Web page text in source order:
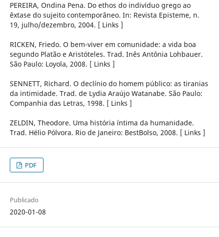
PEREIRA, Ondina Pena. Do ethos do indivíduo grego ao
êxtase do sujeito contemporâneo. In: Revista Episteme, n.
19, julho/dezembro, 2004. [ Links ]
RICKEN, Friedo. O bem-viver em comunidade: a vida boa
segundo Platão e Aristóteles. Trad. Inês Antônia Lohbauer.
São Paulo: Loyola, 2008. [ Links ]
SENNETT, Richard. O declínio do homem público: as tiranias
da intimidade. Trad. de Lydia Araújo Watanabe. São Paulo:
Companhia das Letras, 1998. [ Links ]
ZELDIN, Theodore. Uma história íntima da humanidade.
Trad. Hélio Pólvora. Rio de Janeiro: BestBolso, 2008. [ Links ]
PDF
Publicado
2020-01-08